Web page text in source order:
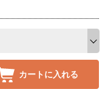
カートに入れる